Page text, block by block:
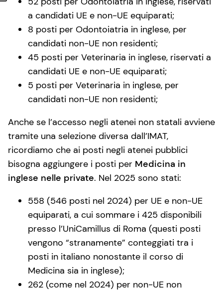
a candidati UE e non-UE equiparati;
8 posti per Odontoiatria in inglese, per
candidati non-UE non residenti;
45 posti per Veterinaria in inglese, riservati a
candidati UE e non-UE equiparati;
5 posti per Veterinaria in inglese, per
candidati non-UE non residenti;
Anche se l’accesso negli atenei non statali avviene
tramite una selezione diversa dall’IMAT,
ricordiamo che ai posti negli atenei pubblici
bisogna aggiungere i posti per Medicina in
inglese nelle private. Nel 2025 sono stati:
558 (546 posti nel 2024) per UE e non-UE
equiparati, a cui sommare i 425 disponibili
presso l’UniCamillus di Roma (questi posti
vengono “stranamente” conteggiati tra i
posti in italiano nonostante il corso di
Medicina sia in inglese);
262 (come nel 2024) per non-UE non